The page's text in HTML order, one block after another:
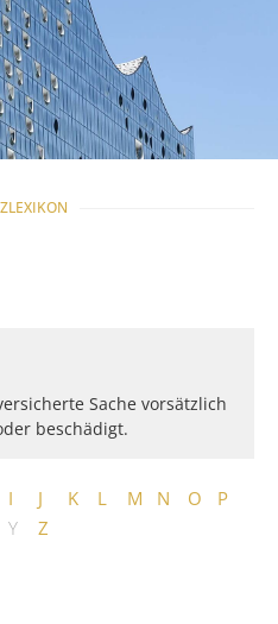
I J K L M N O
P
Y Z
Sache vorsätzlich
beschädigt.